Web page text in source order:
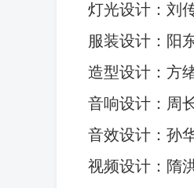
灯光设计：刘
服装设计：阳
造型设计：方
音响设计：周
音效设计：孙
视频设计：隋